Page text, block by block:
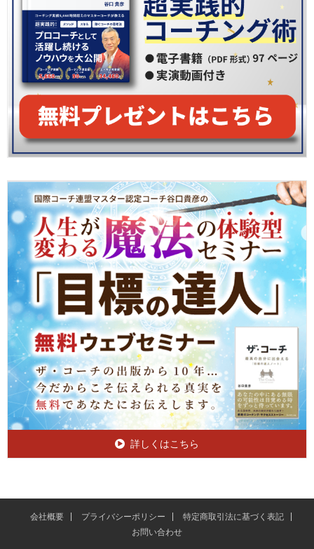
詳しくはこちら
会社概要 プライバシーポリシー
特定商取引法に基づく表記
お問い合わせ